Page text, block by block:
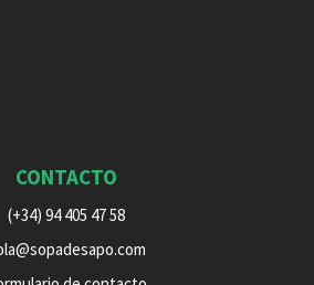
CONTACTO
(+34) 94 405 47 58